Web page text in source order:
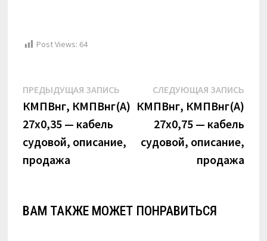
Post Views: 64
Навигация
по
записям
ПРЕДЫДУЩАЯ ЗАПИСЬ Предыдущая
запись:
КМПВнг, КМПВнг(А)
27х0,35 — кабель
судовой, описание,
продажа
СЛЕДУЮЩАЯ ЗАПИСЬ
КМПВнг, КМПВнг(А)
27х0,75 — кабель
судовой, описание,
продажа
ВАМ ТАКЖЕ МОЖЕТ ПОНРАВИТЬСЯ